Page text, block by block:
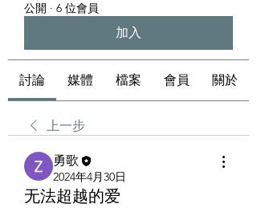
公開 · 6 位會員
加入
討論 媒體 檔案 會員 關於
上一步
勇歌
2024年4月30日
无法超越的爱